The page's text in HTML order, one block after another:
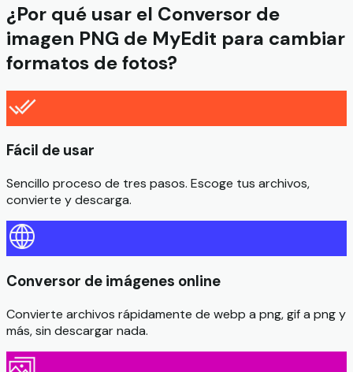
¿Por qué usar el Conversor de
imagen PNG de MyEdit para cambiar
formatos de fotos?
Fácil de usar
Sencillo proceso de tres pasos. Escoge tus archivos,
convierte y descarga.
Conversor de imágenes online
Convierte archivos rápidamente de webp a png, gif a png y
más, sin descargar nada.